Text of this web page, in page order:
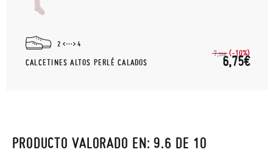
2 4
CALCETINES ALTOS PERLÉ CALADOS
7,50€ (-10%)
6,75€
PRODUCTO VALORADO EN: 9.6 DE 10